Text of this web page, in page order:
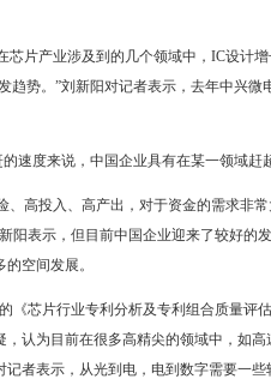
片产业涉及到的几个领域中，IC设计
趋势。”刘新阳对记者表示，去年中兴
速度来说，中国企业具有在某一领域赶
、高投入、高产出，对于资金的需求非
阳表示，但目前中国企业迎来了较好的
空间发展。
《芯片行业专利分析及专利组合质量评
认为目前在很多高精尖的领域中，如
记者表示，从光到电，电到数字需要一